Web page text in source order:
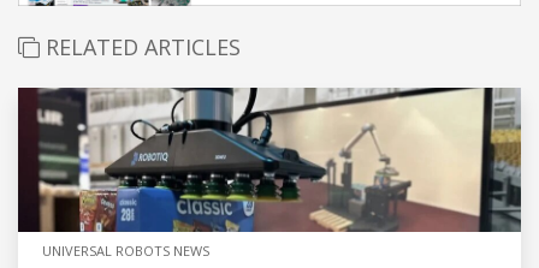
RELATED ARTICLES
UNIVERSAL ROBOTS NEWS